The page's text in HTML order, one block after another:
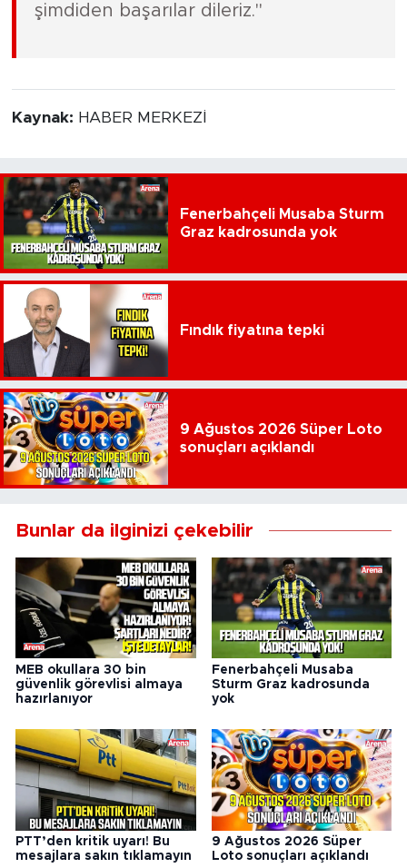
şimdiden başarılar dileriz."
Kaynak: HABER MERKEZİ
Fenerbahçeli Musaba Sturm
Graz kadrosunda yok
Fındık fiyatına tepki
9 Ağustos 2026 Süper Loto
sonuçları açıklandı
Bunlar da ilginizi çekebilir
MEB okullara 30 bin
güvenlik görevlisi almaya
hazırlanıyor
Fenerbahçeli Musaba
Sturm Graz kadrosunda
yok
PTT’den kritik uyarı! Bu
mesajlara sakın tıklamayın
9 Ağustos 2026 Süper
Loto sonuçları açıklandı